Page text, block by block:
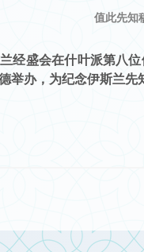
值此先知
经盛会在什叶派第八
举办，为纪念伊斯兰先